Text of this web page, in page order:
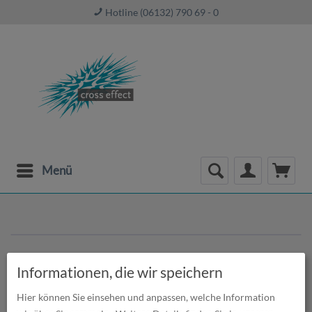
Hotline (06132) 790 69 - 0
Menü
ChromaLuxe
Informationen, die wir speichern
Hier können Sie einsehen und anpassen, welche Information